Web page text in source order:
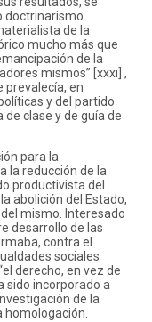
de la
mucho más que
de la
mismos” [xxxi] ,
prevalecía, en
y del partido
de clase y de guía de
para la
la reducción de la
productivista del
abolición del Estado,
mismo. Interesado
desarrollo de las
contra el
sociales
derecho, en vez de
sido incorporado a
de la